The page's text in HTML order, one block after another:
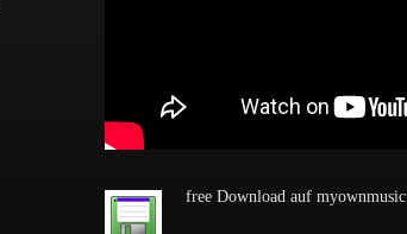
free Download auf myownmusic